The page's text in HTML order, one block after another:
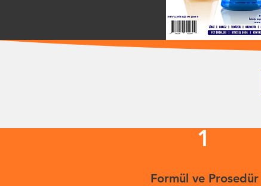
1
Formül ve Prosedür